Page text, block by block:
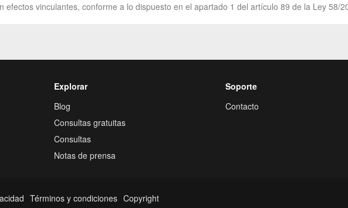
efectos vinculantes, conforme a lo dispuesto en el apartado 1 del artículo 89 de la Ley 58/
Explorar
Blog
Consultas gratuitas
Consultas
Notas de prensa
Soporte
Contacto
Términos y condiciones Copyright